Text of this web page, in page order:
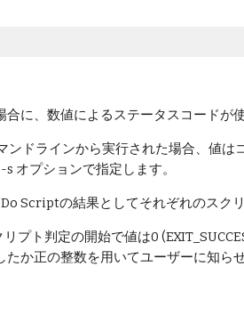
合に、数値によるステータスコードが
ドラインから実行された場合、値
オプションで指定します。
Scriptの結果としてそれぞれのスクリ
プト判定の開始で値は0
か正の整数を用いてユーザーに知らせ